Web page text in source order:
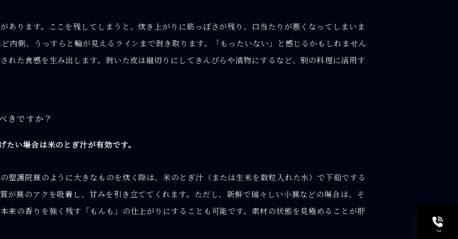
あります。ここを残してしまうと、炊き上がりに筋っぽさが残り、口当たりが悪くなってしまいま
内側、うっすらと輪が見えるラインまで剥き取ります。「もったいない」と感じるかもしれません
れた食感を生み出します。剥いた皮は細切りにしてきんぴらや漬物にするなど、別の料理に活用す
きですか？
い場合は米のとぎ汁が有効です。
聖護院蕪のように大きなものを炊く際は、米のとぎ汁（または生米を数粒入れた水）で下茹でする
が蕪のアクを吸着し、甘みを引き立ててくれます。ただし、新鮮で瑞々しい小蕪などの場合は、そ
来の香りを強く残す「もんも」の仕上がりにすることも可能です。素材の状態を見極めることが肝